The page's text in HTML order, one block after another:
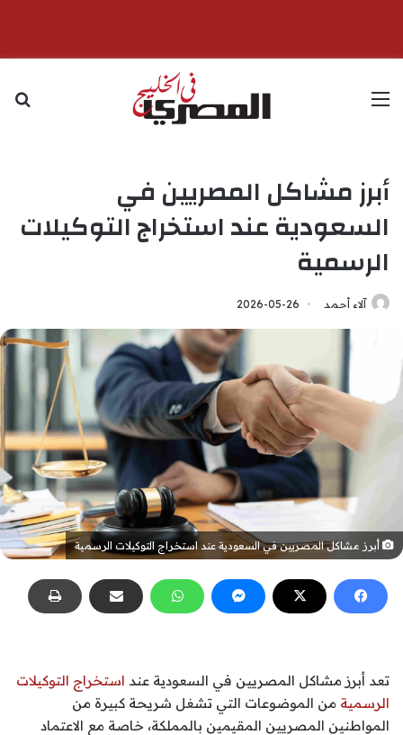
القائمة
أبرز مشاكل المصريين في
السعودية عند استخراج التوكيلات
الرسمية
آلاء أحمد 2026-05-26
أبرز مشاكل المصريين في السعودية عند استخراج التوكيلات الرسمية
تعد أبرز مشاكل المصريين في السعودية عند استخراج التوكيلات
الرسمية من الموضوعات التي تشغل شريحة كبيرة من
المواطنين المصريين المقيمين بالمملكة، خاصة مع الاعتماد